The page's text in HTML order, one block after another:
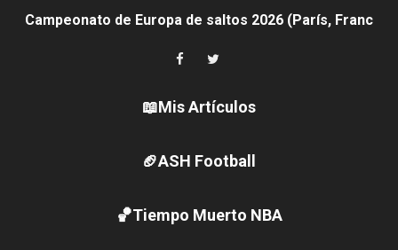
Campeonato de Europa de saltos 2026 (París,
Women's Pro Baseball League 2026
Campeonato de Europa de pentatlón moderno 2026
Canadá Open 2026
📖Mis Artículos
🏈ASH Football
🏀Tiempo Muerto NBA